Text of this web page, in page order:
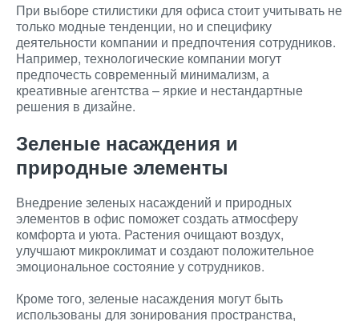
При выборе стилистики для офиса стоит учитывать не
только модные тенденции, но и специфику
деятельности компании и предпочтения сотрудников.
Например, технологические компании могут
предпочесть современный минимализм, а
креативные агентства – яркие и нестандартные
решения в дизайне.
Зеленые насаждения и
природные элементы
Внедрение зеленых насаждений и природных
элементов в офис поможет создать атмосферу
комфорта и уюта. Растения очищают воздух,
улучшают микроклимат и создают положительное
эмоциональное состояние у сотрудников.
Кроме того, зеленые насаждения могут быть
использованы для зонирования пространства,